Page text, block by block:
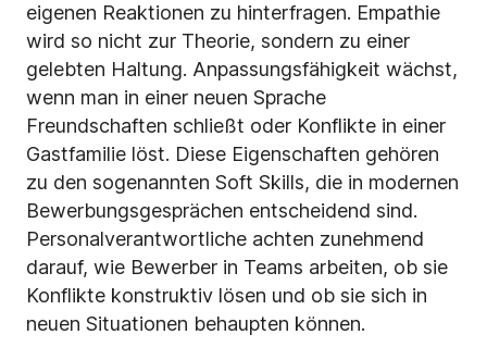
eigenen Reaktionen zu hinterfragen. Empathie
wird so nicht zur Theorie, sondern zu einer
gelebten Haltung. Anpassungsfähigkeit wächst,
wenn man in einer neuen Sprache
Freundschaften schließt oder Konflikte in einer
Gastfamilie löst. Diese Eigenschaften gehören
zu den sogenannten Soft Skills, die in modernen
Bewerbungsgesprächen entscheidend sind.
Personalverantwortliche achten zunehmend
darauf, wie Bewerber in Teams arbeiten, ob sie
Konflikte konstruktiv lösen und ob sie sich in
neuen Situationen behaupten können.